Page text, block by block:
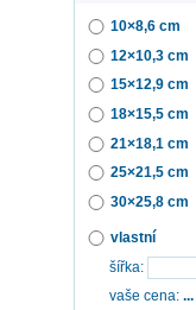
10×8,6 cm
12×10,3 cm
15×12,9 cm
18×15,5 cm
21×18,1 cm
25×21,5 cm
30×25,8 cm
vlastní
šířka:
vaše cena: ...